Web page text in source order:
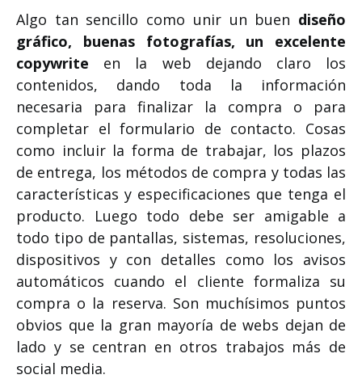
Algo tan sencillo como unir un buen diseño
gráfico, buenas fotografías, un excelente
copywrite en la web dejando claro los
contenidos, dando toda la información
necesaria para finalizar la compra o para
completar el formulario de contacto. Cosas
como incluir la forma de trabajar, los plazos
de entrega, los métodos de compra y todas las
características y especificaciones que tenga el
producto. Luego todo debe ser amigable a
todo tipo de pantallas, sistemas, resoluciones,
dispositivos y con detalles como los avisos
automáticos cuando el cliente formaliza su
compra o la reserva. Son muchísimos puntos
obvios que la gran mayoría de webs dejan de
lado y se centran en otros trabajos más de
social media.